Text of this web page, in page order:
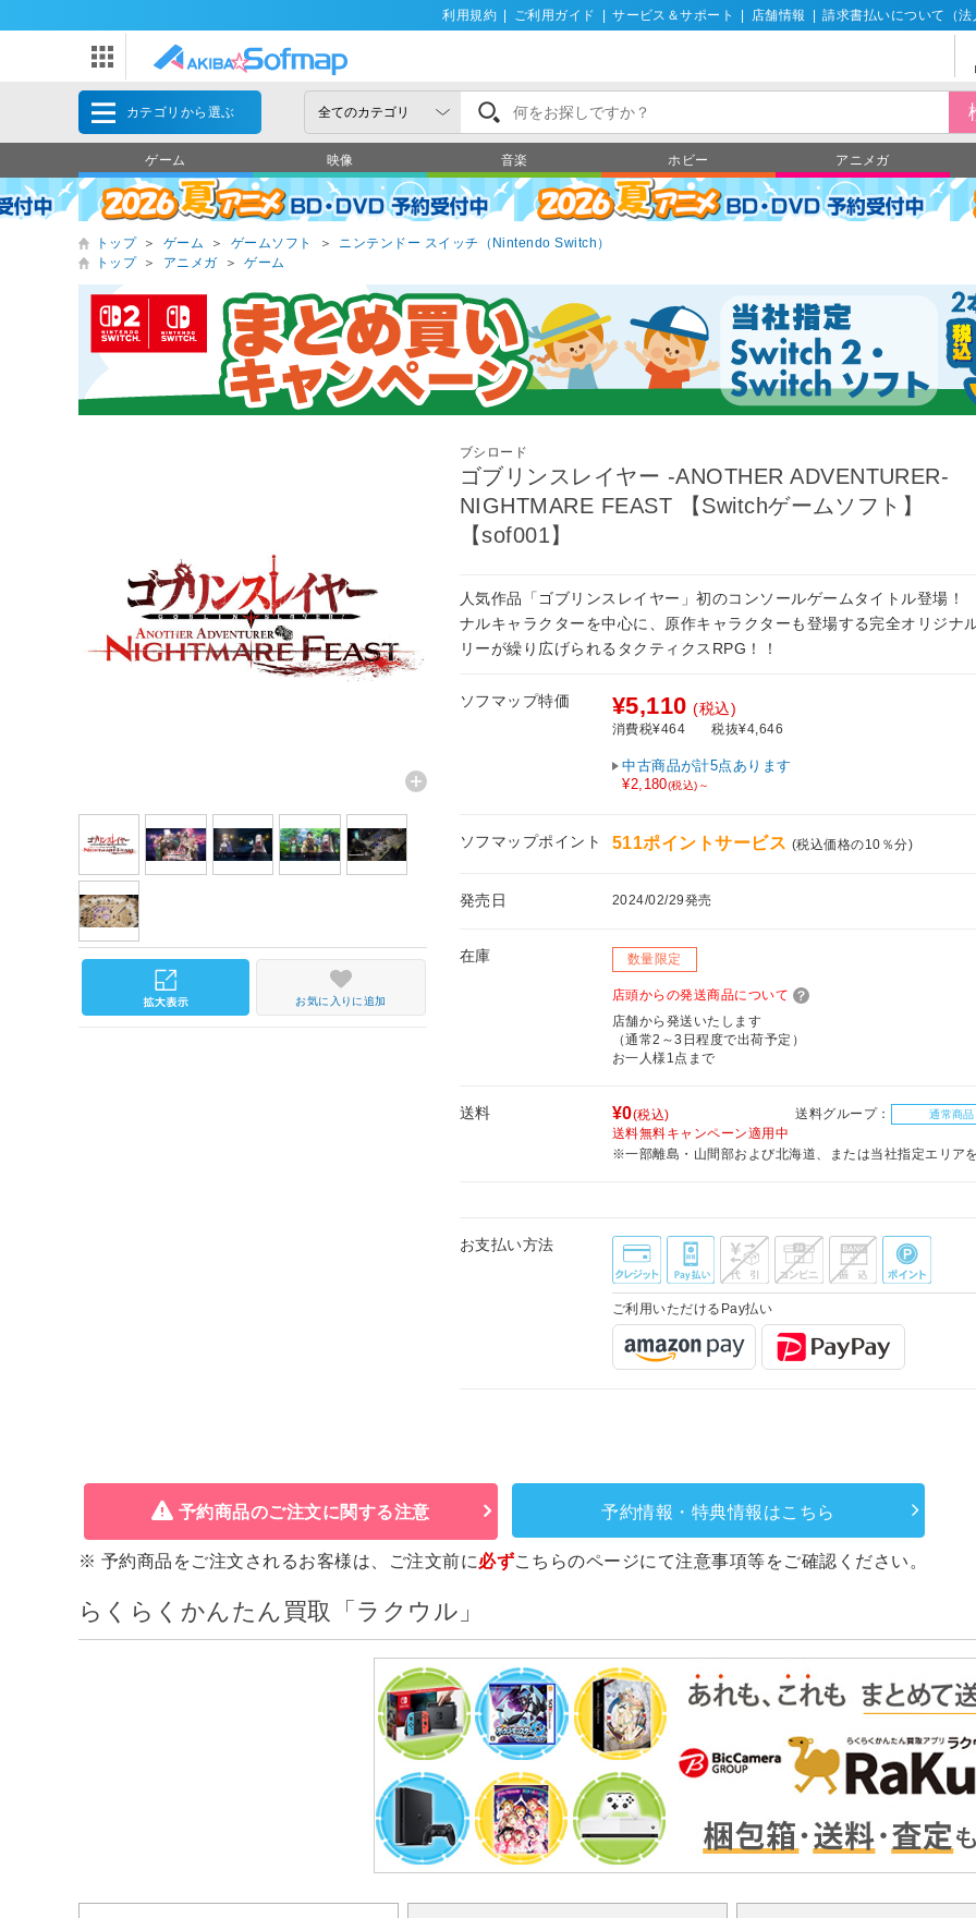
利用規約 ご利用ガイド サービス＆サポート 店舗情報 請求書払いについて（法
カテゴリから選ぶ
ゲーム 映像 音楽 ホビー アニメガ
トップ ＞ ゲーム ＞ ゲームソフト ＞
ニンテンドー スイッチ（Nintendo Switch）
トップ
＞ アニメガ ＞ ゲーム
ブシロード
ゴブリンスレイヤー -ANOTHER ADVENTURER-
NIGHTMARE FEAST 【Switchゲームソフト】
【sof001】
人気作品「ゴブリンスレイヤー」初のコンソールゲームタイトル登場
ナルキャラクターを中心に、原作キャラクターも登場する完全オリジナ
リーが繰り広げられるタクティクスRPG！！
ソフマップ特価 ¥5,110 (税込)
消費税¥464 税抜¥4,646
中古商品が計5点あります
¥2,180(税込)～
ソフマップポイント 511ポイントサービス (税込価格の10％分)
発売日 2024/02/29発売
在庫 数量限定
店頭からの発送商品について
店舗から発送いたします
（通常2～3日程度で出荷予定）
お一人様1点まで
送料 ¥0(税込) 送料グループ： 通常商品
送料無料キャンペーン適用中
※一部離島・山間部および北海道、または当社指定エリア
お支払い方法
ご利用いただけるPay払い
お気に入りに追加
予約商品のご注文に関する注意 予約情報・特典情報はこちら
※ 予約商品をご注文されるお客様は、ご注文前に必ずこちらのページにて注意事項等をご確認ください。
らくらくかんたん買取「ラクウル」